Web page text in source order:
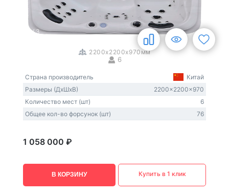
/3
2200x2200x970мм
6
Страна производитель
Китай
Размеры (ДxШxВ)
2200x2200x970
Количество мест (шт)
6
Общее кол-во форсунок (шт)
76
1 058 000 ₽
В КОРЗИНУ Купить в 1 клик